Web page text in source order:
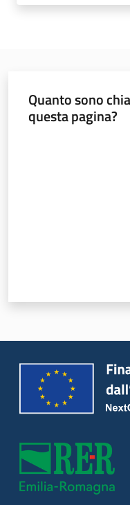
Politiche
Argomenti
Quanto sono
questa pagina?